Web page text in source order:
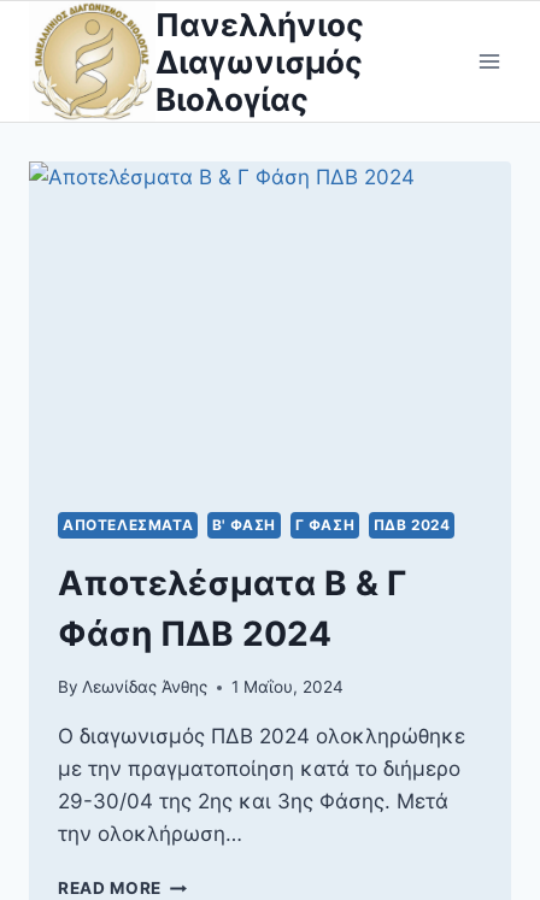
content
Πανελλήνιος
Διαγωνισμός
Βιολογίας
ΑΠΟΤΕΛΈΣΜΑΤΑ Β' ΦΆΣΗ Γ ΦΆΣΗ ΠΔΒ 2024
Αποτελέσματα Β & Γ
Φάση ΠΔΒ 2024
By Λεωνίδας Άνθης 1 Μαΐου, 2024
Ο διαγωνισμός ΠΔΒ 2024 ολοκληρώθηκε
με την πραγματοποίηση κατά το διήμερο
29-30/04 της 2ης και 3ης Φάσης. Μετά
την ολοκλήρωση…
READ MORE ΑΠΟΤΕΛΈΣΜΑΤΑ